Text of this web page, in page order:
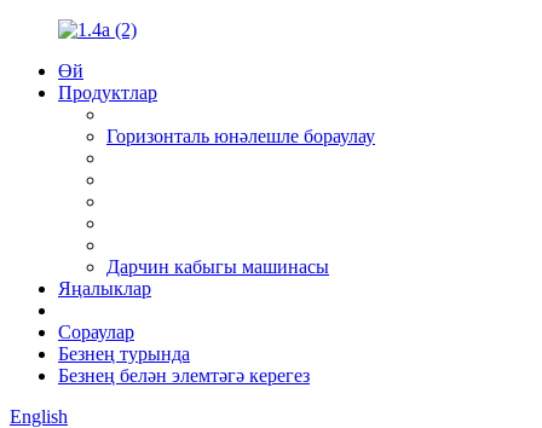
Өй
Продуктлар
Горизонталь юнәлешле бораулау
Дарчин кабыгы машинасы
Яңалыклар
Сораулар
Безнең турында
Безнең белән элемтәгә керегез
English